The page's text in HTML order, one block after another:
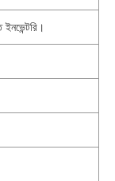
ইনভেন্টরি।